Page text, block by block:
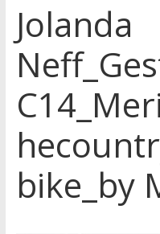
Jolanda
bike_by